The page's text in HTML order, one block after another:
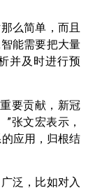
么简单，而且
能需要把大量
并及时进行预
要贡献，新冠
张文宏表示，
应用，归根结
泛，比如对入